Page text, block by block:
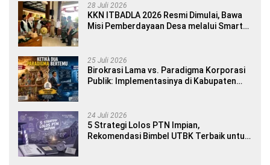
28 Juli 2026
KKN ITBADLA 2026 Resmi Dimulai, Bawa
Misi Pemberdayaan Desa melalui Smart
25 Juli 2026
Birokrasi Lama vs. Paradigma Korporasi
Publik: Implementasinya di Kabupaten
24 Juli 2026
5 Strategi Lolos PTN Impian,
Rekomendasi Bimbel UTBK Terbaik untuk